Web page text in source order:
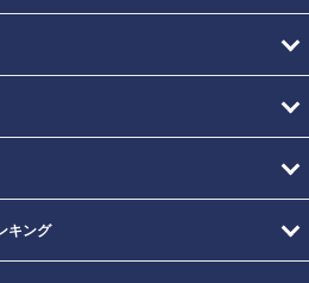
キング